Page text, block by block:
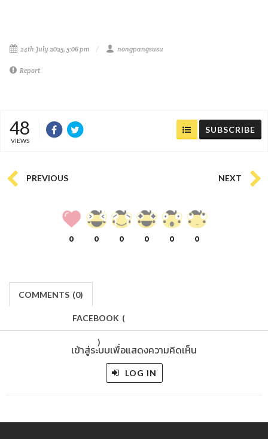
24th July 2025, 5:06 pm nongpangsusu
Report
48
VIEWS
SUBSCRIBE
PREVIOUS NEXT
0 0 0 0 0 0
COMMENTS (0)
FACEBOOK (
)
เข้าสู่ระบบเพื่อแสดงความคิดเห็น
LOG IN